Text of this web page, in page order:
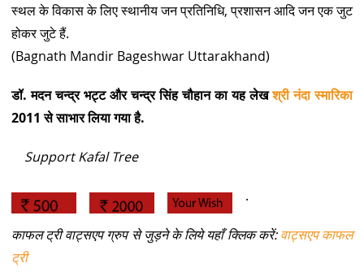
स्थल के विकास के लिए स्थानीय जन प्रतिनिधि, प्रशासन आदि जन एक जुट
होकर जुटे हैं.
(Bagnath Mandir Bageshwar Uttarakhand)
डॉ. मदन चन्द्र भट्ट और चन्द्र सिंह चौहान का यह लेखश्री नंदा स्मारिका
2011 से साभार लिया गया है.
Support Kafal Tree
.
काफल ट्री वाट्सएप ग्रुप से जुड़ने के लिये यहाँ क्लिक करें:वाट्सएप काफल
ट्री